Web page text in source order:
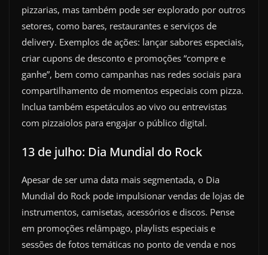
pizzarias, mas também pode ser explorado por outros
setores, como bares, restaurantes e serviços de
delivery. Exemplos de ações: lançar sabores especiais,
criar cupons de desconto e promoções “compre e
ganhe”, bem como campanhas nas redes sociais para
compartilhamento de momentos especiais com pizza.
Inclua também espetáculos ao vivo ou entrevistas
com pizzaiolos para engajar o público digital.
13 de julho: Dia Mundial do Rock
Apesar de ser uma data mais segmentada, o Dia
Mundial do Rock pode impulsionar vendas de lojas de
instrumentos, camisetas, acessórios e discos. Pense
em promoções relâmpago, playlists especiais e
sessões de fotos temáticas no ponto de venda e nos